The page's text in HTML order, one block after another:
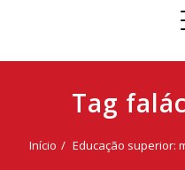
Tag
Início Educação superior: